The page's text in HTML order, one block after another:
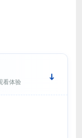
看体验